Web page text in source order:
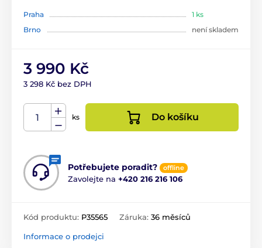
Praha
1 ks
Brno
není skladem
3 990 Kč
3 298 Kč bez DPH
ks Do košíku
Potřebujete poradit? offline
Zavolejte na +420 216 216 106
Kód produktu: P35565 Záruka: 36 měsíců
Informace o prodejci